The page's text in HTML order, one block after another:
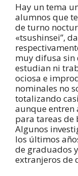
Hay un tema
alumnos que
de turno
«tsushinsei”,
muy difusa sin
estudian ni
ociosa e
nominales no
totalizando
aunque
para tareas de
Algunos
los últimos
de graduados
extranjeros de